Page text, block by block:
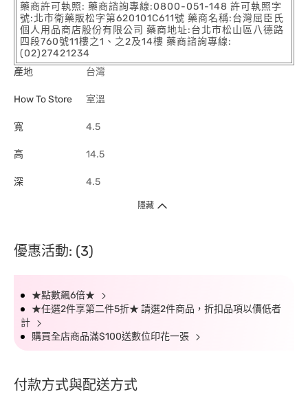
藥商許可執照: 藥商諮詢專線:0800-051-148 許可執照字
號:北市衛藥販松字第620101C611號 藥商名稱:台灣屈臣氏
個人用品商店股份有限公司 藥商地址:台北市松山區八德路
四段760號11樓之1、之2及14樓 藥商諮詢專線:
(02)27421234
產地
台灣
How To Store 室溫
寬 4.5
高 14.5
深 4.5
隱藏
優惠活動: (3)
★點數飆6倍★
★任選2件享第二件5折★ 請選2件商品，折扣品項以價低者
計
購買全店商品滿$100送數位印花一張
付款方式與配送方式